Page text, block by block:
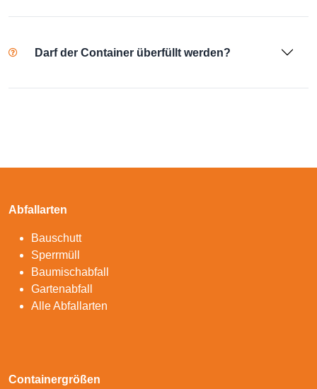
Darf der Container überfüllt werden?
Abfallarten
Bauschutt
Sperrmüll
Baumischabfall
Gartenabfall
Alle Abfallarten
Containergrößen